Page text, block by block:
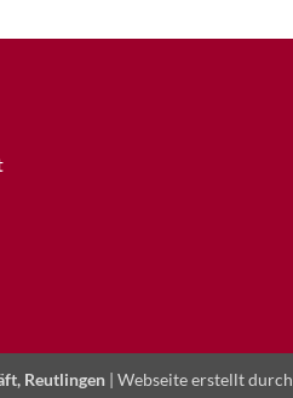
Reutlingen| Webseite erstellt durch